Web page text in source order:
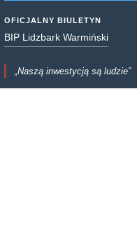
OFICJALNY BIULETYN
BIP Lidzbark Warmiński
„Naszą inwestycją są ludzie”